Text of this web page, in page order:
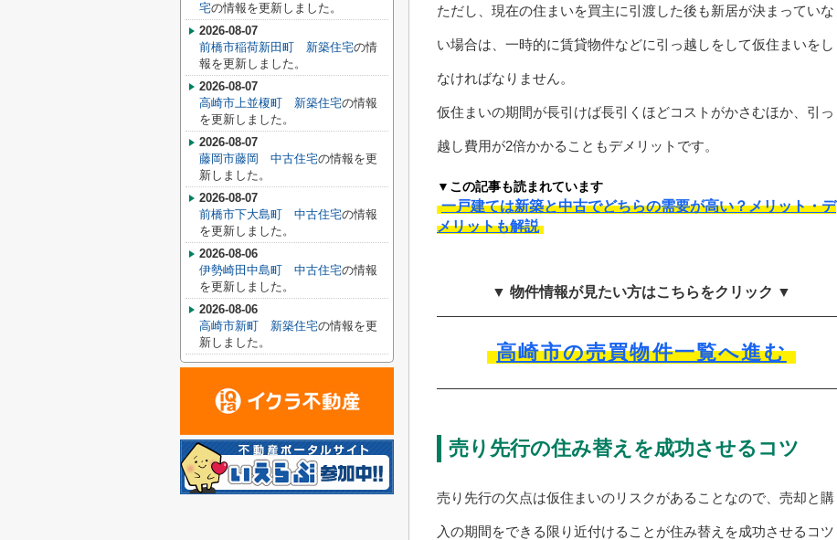
ただし、現在の住まいを買主に引渡した後も新居が決まっていな
い場合は、一時的に賃貸物件などに引っ越しをして仮住まいをし
なければなりません。
仮住まいの期間が長引けば長引くほどコストがかさむほか、引っ
越し費用が2倍かかることもデメリットです。
▼この記事も読まれています
一戸建ては新築と中古でどちらの需要が高い？メリット・デ
メリットも解説
▼ 物件情報が見たい方はこちらをクリック ▼
高崎市の売買物件一覧へ進む
売り先行の住み替えを成功させるコツ
売り先行の欠点は仮住まいのリスクがあることなので、売却と購
入の期間をできる限り近付けることが住み替えを成功させるコツ
宅の情報を更新しました。
2026-08-07
前橋市稲荷新田町 新築住宅の情
報を更新しました。
2026-08-07
高崎市上並榎町 新築住宅の情報
を更新しました。
2026-08-07
藤岡市藤岡 中古住宅の情報を更
新しました。
2026-08-07
前橋市下大島町 中古住宅の情報
を更新しました。
2026-08-06
伊勢崎田中島町 中古住宅の情報
を更新しました。
2026-08-06
高崎市新町 新築住宅の情報を更
新しました。